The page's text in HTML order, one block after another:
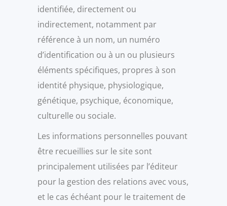
identifiée, directement ou
indirectement, notamment par
référence à un nom, un numéro
d’identification ou à un ou plusieurs
éléments spécifiques, propres à son
identité physique, physiologique,
génétique, psychique, économique,
culturelle ou sociale.
Les informations personnelles pouvant
être recueillies sur le site sont
principalement utilisées par l’éditeur
pour la gestion des relations avec vous,
et le cas échéant pour le traitement de